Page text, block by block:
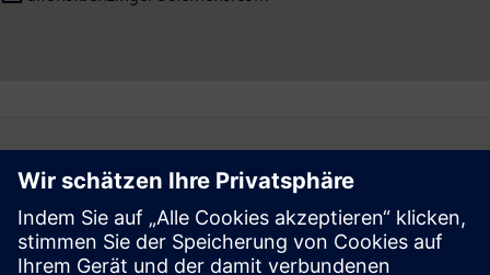
Follow